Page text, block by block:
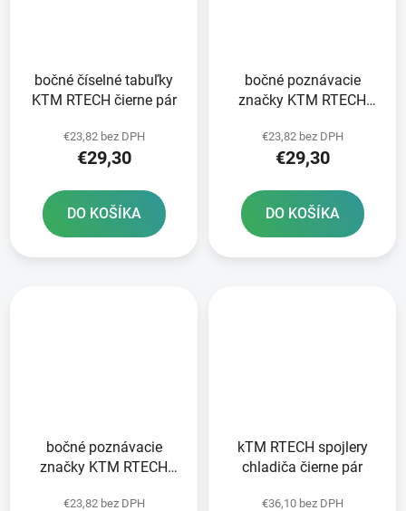
bočné číselné tabuľky
KTM RTECH čierne pár
€23,82 bez DPH
€29,30
DO KOŠÍKA
bočné poznávacie
značky KTM RTECH
€23,82 bez DPH
€29,30
DO KOŠÍKA
bočné poznávacie
značky KTM RTECH
€23,82 bez DPH
kTM RTECH spojlery
chladiča čierne pár
€36,10 bez DPH